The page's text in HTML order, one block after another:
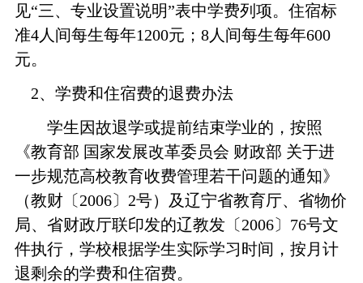
见“三、专业设置说明”表中学费列项。住宿标
准4人间每生每年1200元；8人间每生每年600
元。
2、学费和住宿费的退费办法
学生因故退学或提前结束学业的，按照
《教育部 国家发展改革委员会 财政部 关于进
一步规范高校教育收费管理若干问题的通知》
（教财〔2006〕2号）及辽宁省教育厅、省物价
局、省财政厅联印发的辽教发〔2006〕76号文
件执行，学校根据学生实际学习时间，按月计
退剩余的学费和住宿费。